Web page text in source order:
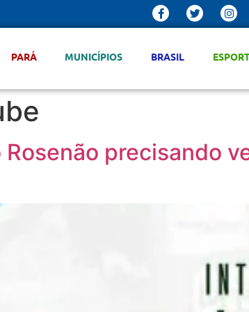
PARÁ MUNICÍPIOS BRASIL
precisando